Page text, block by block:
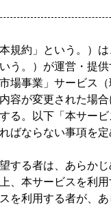
規約」という。）
う。）が運営・提供
場事業」サービス
容が変更された場合
る。以下「本サービ
ばならない事項を定
する者は、あらかじ
、本サービスを利用
を利用する者が、あ